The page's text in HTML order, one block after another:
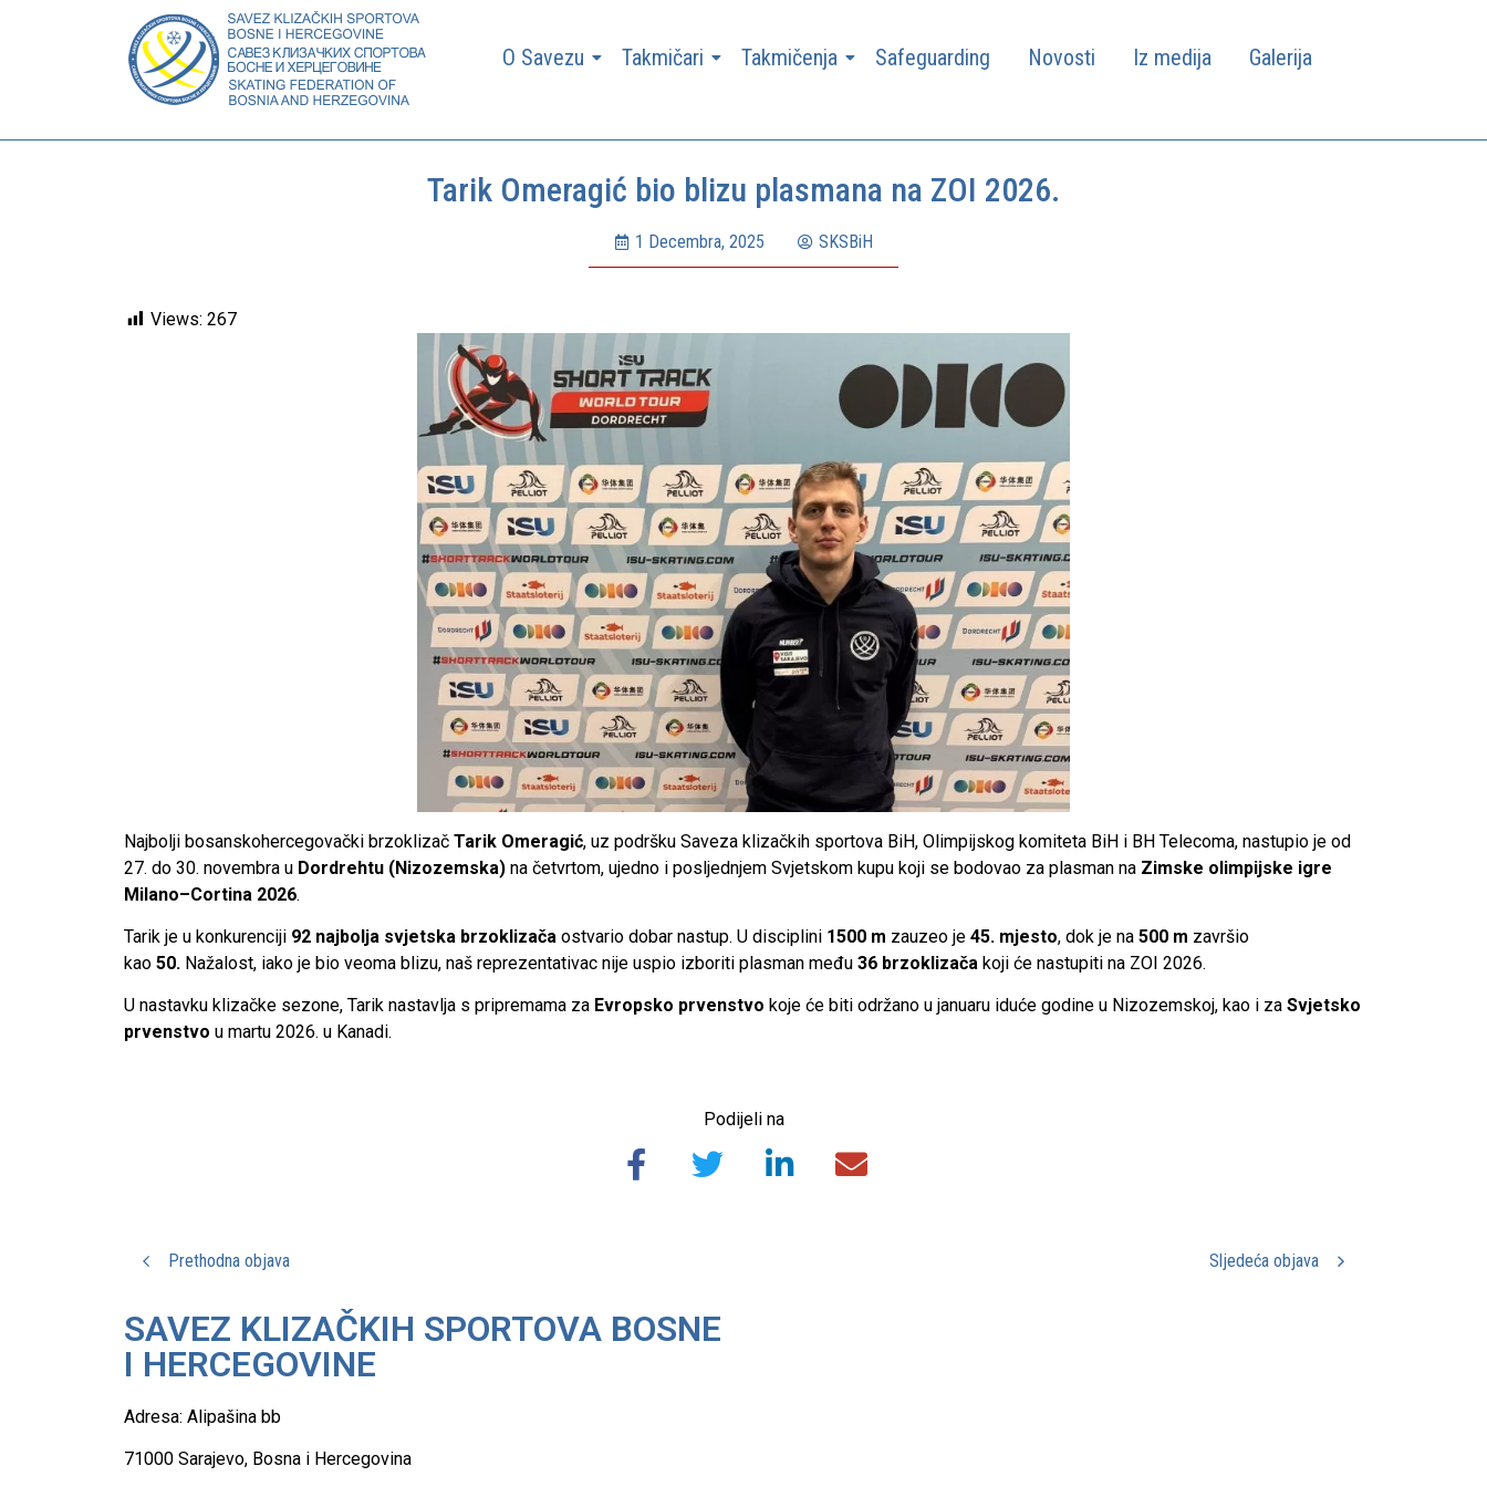
O Savezu Takmičari Takmičenja Safeguarding Novosti Iz medija Galerija
Tarik Omeragić bio blizu plasmana na ZOI 2026.
1 Decembra, 2025 SKSBiH
Views: 267
Najbolji bosanskohercegovački brzoklizač Tarik Omeragić, uz podršku Saveza klizačkih sportova BiH, Olimpijskog komiteta BiH i BH Telecoma, nastupio je od
27. do 30. novembra u Dordrehtu (Nizozemska) na četvrtom, ujedno i posljednjem Svjetskom kupu koji se bodovao za plasman na Zimske olimpijske igre
Milano–Cortina 2026.
Tarik je u konkurenciji 92 najbolja svjetska brzoklizača ostvario dobar nastup. U disciplini 1500 m zauzeo je 45. mjesto, dok je na 500 m završio
kao 50. Nažalost, iako je bio veoma blizu, naš reprezentativac nije uspio izboriti plasman među 36 brzoklizača koji će nastupiti na ZOI 2026.
U nastavku klizačke sezone, Tarik nastavlja s pripremama za Evropsko prvenstvo koje će biti održano u januaru iduće godine u Nizozemskoj, kao i za Svjetsko
prvenstvo u martu 2026. u Kanadi.
Podijeli na
Prethodna objava Sljedeća objava
SAVEZ KLIZAČKIH SPORTOVA BOSNE
I HERCEGOVINE
Adresa: Alipašina bb
71000 Sarajevo, Bosna i Hercegovina